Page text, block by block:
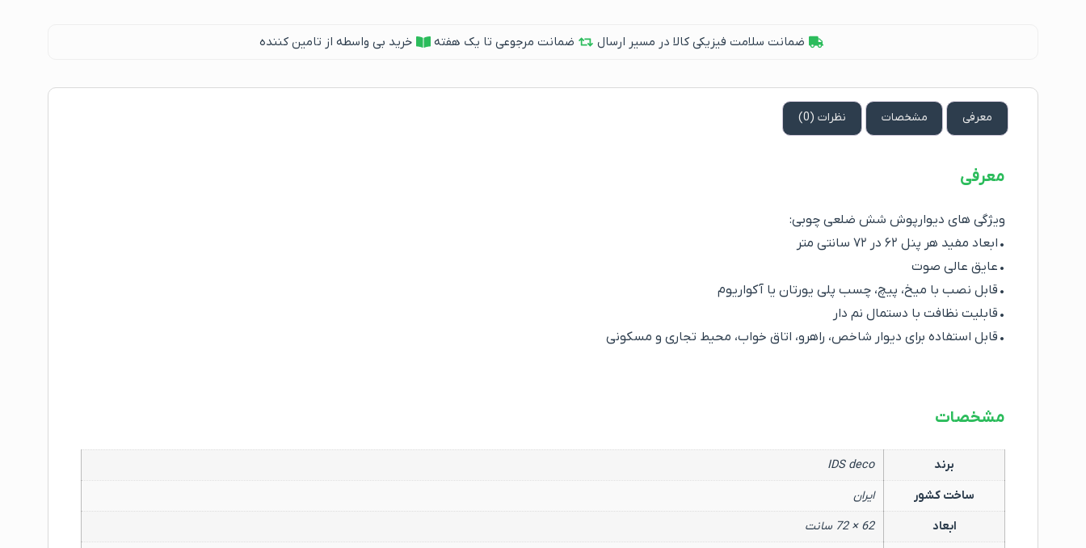
ضمانت سلامت فیزیکی کالا در مسیر ارسال ضمانت مرجوعی تا یک هفته خرید بی واسطه از تامین کننده
معرفی مشخصات نظرات (0)
معرفی
ویژگی های دیوارپوش شش ضلعی چوبی:
• ابعاد مفید هر پنل ۶۲ در ۷۲ سانتی متر
• عایق عالی صوت
• قابل نصب با میخ، پیچ، چسب پلی یورتان یا آکواریوم
• قابلیت نظافت با دستمال نم دار
• قابل استفاده برای دیوار شاخص، راهرو، اتاق خواب، محیط تجاری و‌ مسکونی
مشخصات
برند
IDS deco
ساخت کشور
ایران
ابعاد
62 × 72 سانت